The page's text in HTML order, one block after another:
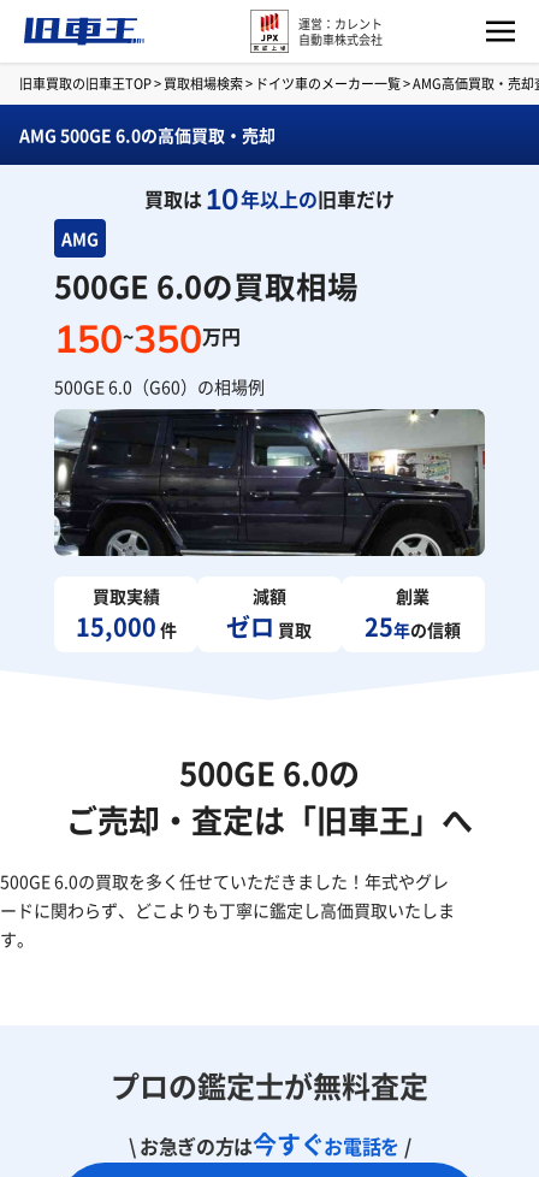
運営：カレント
自動車株式会社
旧車買取の旧車王TOP>買取相場検索> ドイツ車のメーカー一覧>AMG高価買取・売却
AMG 500GE 6.0の高価買取・売却
買取は10年以上の旧車だけ
AMG
500GE 6.0の買取相場
150~350万円
500GE 6.0（G60）の相場例
買取実績
15,000 件
減額
ゼロ 買取
創業
25年の信頼
500GE 6.0の
ご売却・査定は「旧車王」へ
500GE 6.0の買取を多く任せていただきました！年式やグレ
ードに関わらず、どこよりも丁寧に鑑定し高価買取いたしま
す。
プロの鑑定士が無料査定
\ お急ぎの方は今すぐお電話を /